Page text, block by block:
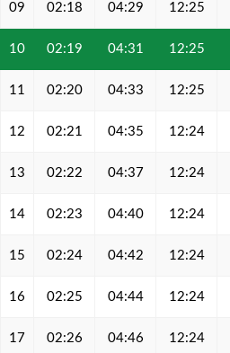
09 02:18 04:29 12:25
10 02:19 04:31 12:25
11 02:20 04:33 12:25
12 02:21 04:35 12:24
13 02:22 04:37 12:24
14 02:23 04:40 12:24
15 02:24 04:42 12:24
16 02:25 04:44 12:24
17 02:26 04:46 12:24